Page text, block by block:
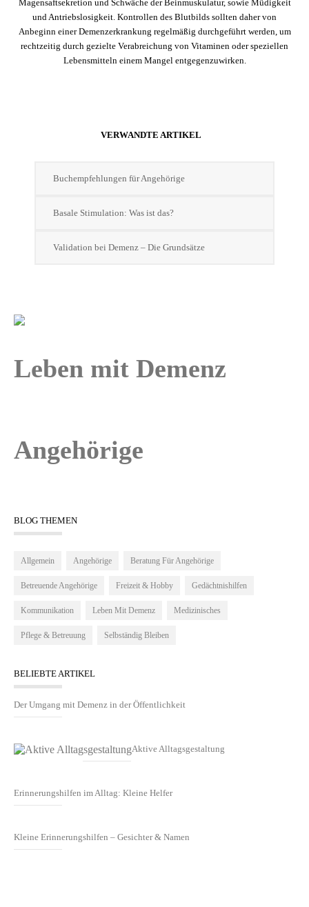
Magensaftsekretion und Schwäche der Beinmuskulatur, sowie Müdigkeit
und Antriebslosigkeit. Kontrollen des Blutbilds sollten daher von
Anbeginn einer Demenzerkrankung regelmäßig durchgeführt werden, um
rechtzeitig durch gezielte Verabreichung von Vitaminen oder speziellen
Lebensmitteln einem Mangel entgegenzuwirken.
VERWANDTE ARTIKEL
Buchempfehlungen für Angehörige
Basale Stimulation: Was ist das?
Validation bei Demenz – Die Grundsätze
Leben mit Demenz
Angehörige
BLOG THEMEN
Allgemein Angehörige Beratung Für Angehörige
Betreuende Angehörige Freizeit & Hobby Gedächtnishilfen
Kommunikation Leben Mit Demenz Medizinisches
Pflege & Betreuung Selbständig Bleiben
BELIEBTE ARTIKEL
Der Umgang mit Demenz in der Öffentlichkeit
Aktive Alltagsgestaltung
Erinnerungshilfen im Alltag: Kleine Helfer
Kleine Erinnerungshilfen – Gesichter & Namen